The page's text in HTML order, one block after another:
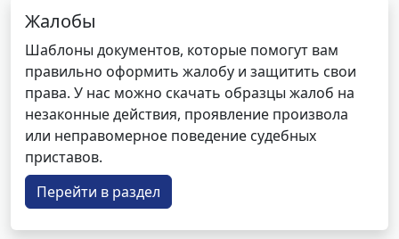
Жалобы
Шаблоны документов, которые помогут вам
правильно оформить жалобу и защитить свои
права. У нас можно скачать образцы жалоб на
незаконные действия, проявление произвола
или неправомерное поведение судебных
приставов.
Перейти в раздел